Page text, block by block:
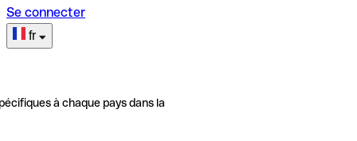
Se connecter
fr
à chaque pays dans la